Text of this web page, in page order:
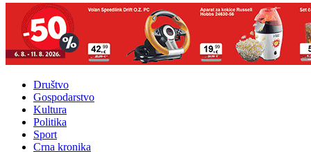
Društvo
Gospodarstvo
Kultura
Politika
Sport
Crna kronika